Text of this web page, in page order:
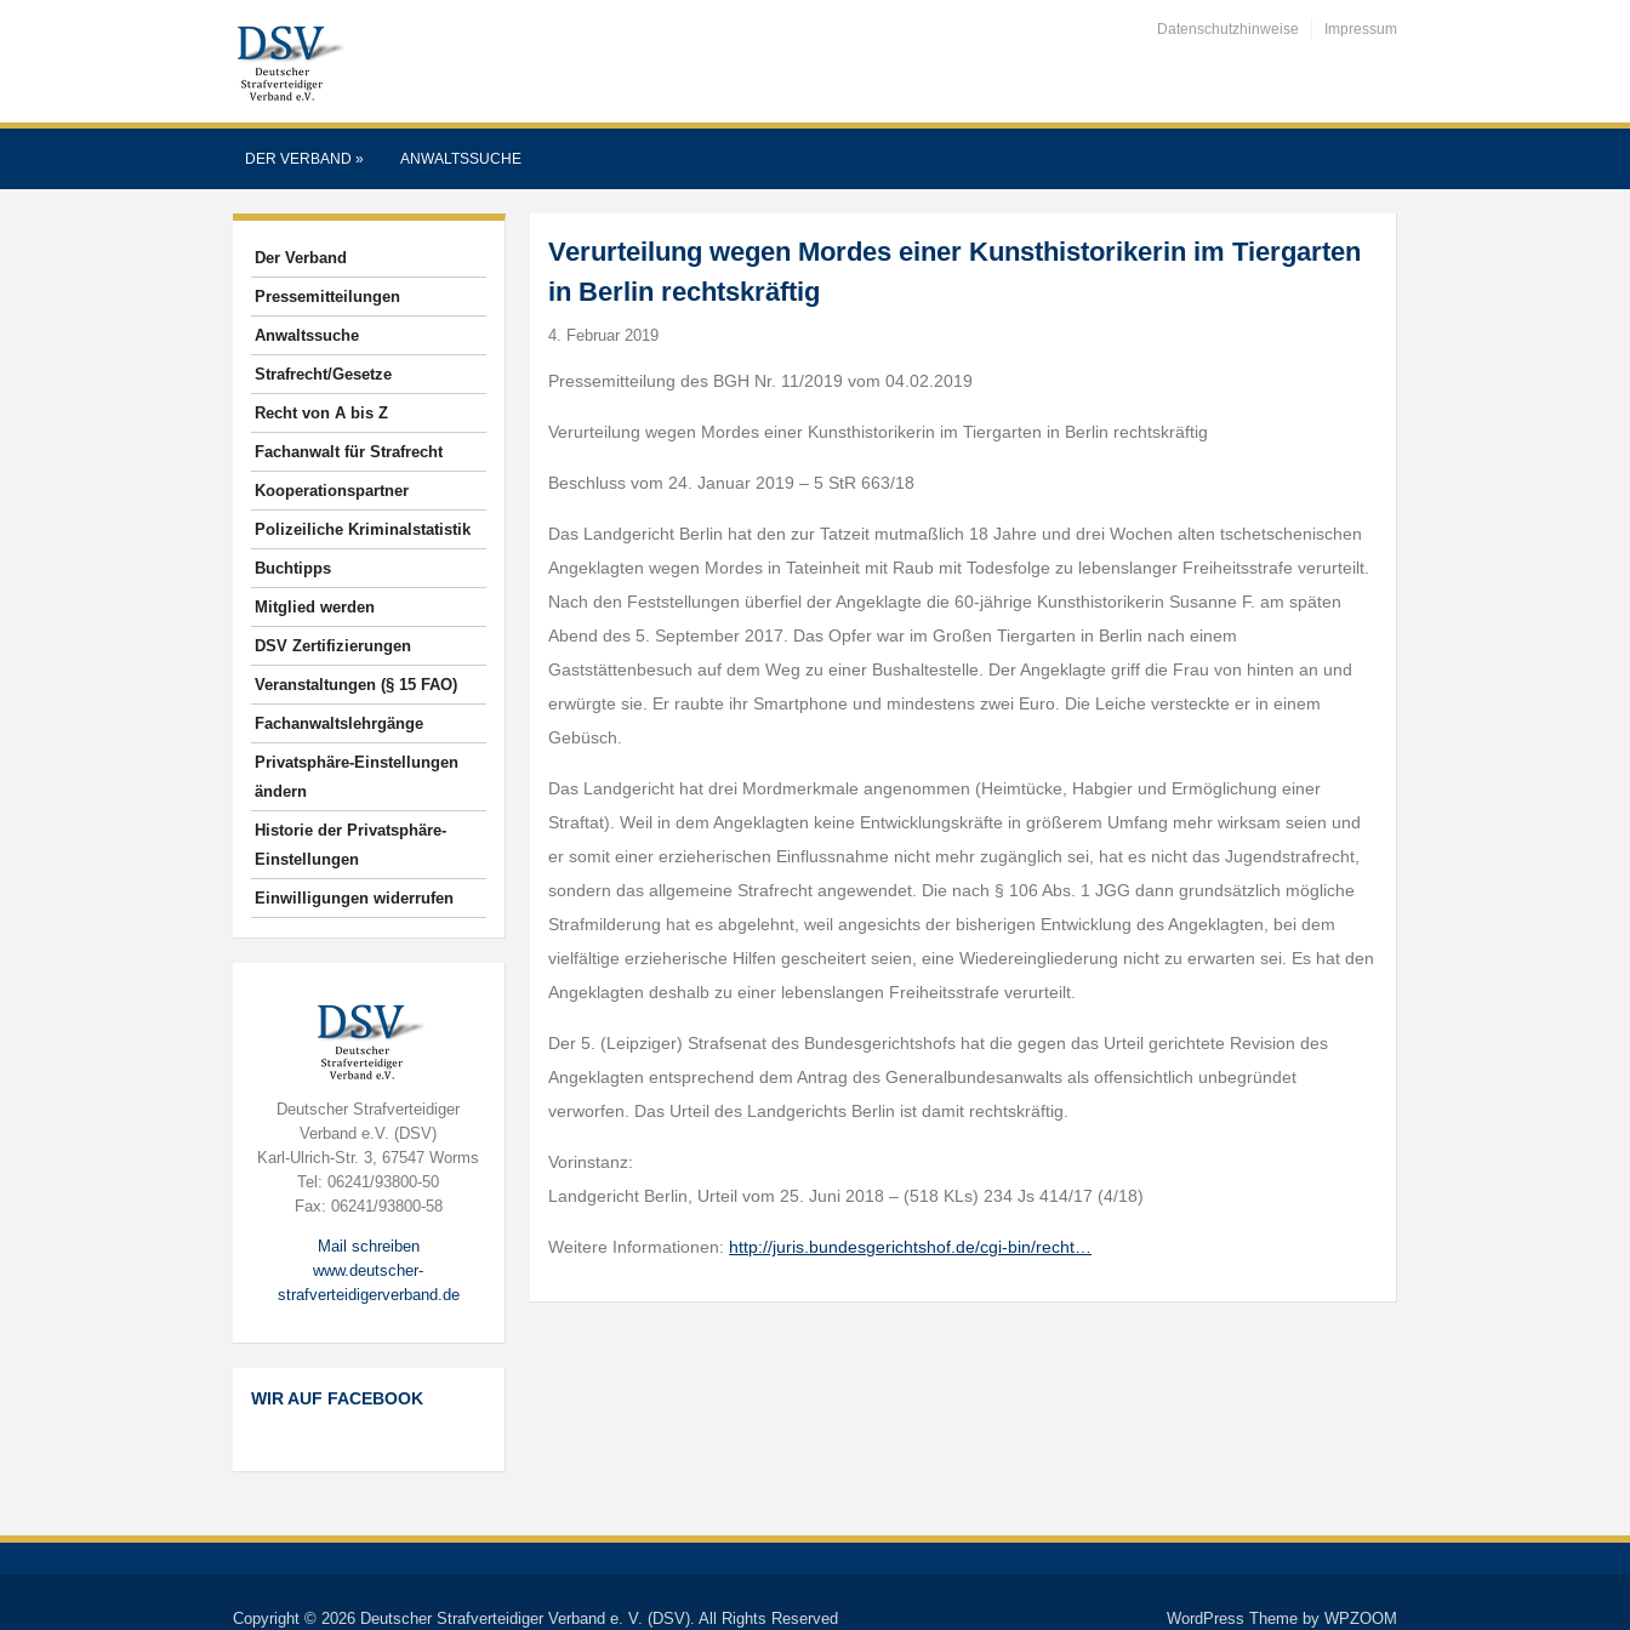
Datenschutzhinweise Impressum
DER VERBAND » ANWALTSSUCHE
Der Verband
Pressemitteilungen
Anwaltssuche
Strafrecht/Gesetze
Recht von A bis Z
Fachanwalt für Strafrecht
Kooperationspartner
Polizeiliche Kriminalstatistik
Buchtipps
Mitglied werden
DSV Zertifizierungen
Veranstaltungen (§ 15 FAO)
Fachanwaltslehrgänge
Privatsphäre-Einstellungen
ändern
Historie der Privatsphäre-
Einstellungen
Einwilligungen widerrufen
Deutscher Strafverteidiger
Verband e.V. (DSV)
Karl-Ulrich-Str. 3, 67547 Worms
Tel: 06241/93800-50
Fax: 06241/93800-58
Mail schreiben
www.deutscher-
strafverteidigerverband.de
WIR AUF FACEBOOK
Verurteilung wegen Mordes einer Kunsthistorikerin im Tiergarten
in Berlin rechtskräftig
4. Februar 2019
Pressemitteilung des BGH Nr. 11/2019 vom 04.02.2019
Verurteilung wegen Mordes einer Kunsthistorikerin im Tiergarten in Berlin rechtskräftig
Beschluss vom 24. Januar 2019 – 5 StR 663/18
Das Landgericht Berlin hat den zur Tatzeit mutmaßlich 18 Jahre und drei Wochen alten tschetschenischen
Angeklagten wegen Mordes in Tateinheit mit Raub mit Todesfolge zu lebenslanger Freiheitsstrafe verurteilt.
Nach den Feststellungen überfiel der Angeklagte die 60-jährige Kunsthistorikerin Susanne F. am späten
Abend des 5. September 2017. Das Opfer war im Großen Tiergarten in Berlin nach einem
Gaststättenbesuch auf dem Weg zu einer Bushaltestelle. Der Angeklagte griff die Frau von hinten an und
erwürgte sie. Er raubte ihr Smartphone und mindestens zwei Euro. Die Leiche versteckte er in einem
Gebüsch.
Das Landgericht hat drei Mordmerkmale angenommen (Heimtücke, Habgier und Ermöglichung einer
Straftat). Weil in dem Angeklagten keine Entwicklungskräfte in größerem Umfang mehr wirksam seien und
er somit einer erzieherischen Einflussnahme nicht mehr zugänglich sei, hat es nicht das Jugendstrafrecht,
sondern das allgemeine Strafrecht angewendet. Die nach § 106 Abs. 1 JGG dann grundsätzlich mögliche
Strafmilderung hat es abgelehnt, weil angesichts der bisherigen Entwicklung des Angeklagten, bei dem
vielfältige erzieherische Hilfen gescheitert seien, eine Wiedereingliederung nicht zu erwarten sei. Es hat den
Angeklagten deshalb zu einer lebenslangen Freiheitsstrafe verurteilt.
Der 5. (Leipziger) Strafsenat des Bundesgerichtshofs hat die gegen das Urteil gerichtete Revision des
Angeklagten entsprechend dem Antrag des Generalbundesanwalts als offensichtlich unbegründet
verworfen. Das Urteil des Landgerichts Berlin ist damit rechtskräftig.
Vorinstanz:
Landgericht Berlin, Urteil vom 25. Juni 2018 – (518 KLs) 234 Js 414/17 (4/18)
Weitere Informationen: http://juris.bundesgerichtshof.de/cgi-bin/recht…
WordPress Theme by WPZOOM
Copyright © 2026 Deutscher Strafverteidiger Verband e. V. (DSV). All Rights Reserved